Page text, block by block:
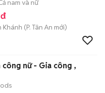
nam và nữ
Khánh (P. Tân An mới)
- Gia công ,